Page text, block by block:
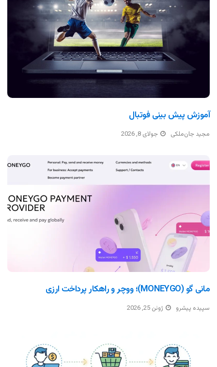
آموزش پیش بینی فوتبال
مجید جان‌ملکی جولای 8, 2026
مانی گو (MONEYGO)؛ ووچر و راهکار پرداخت ارزی
سپیده پیشرو ژوئن 25, 2026